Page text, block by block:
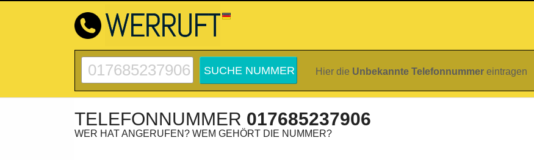
Hier die Unbekannte Telefonnummer eintragen
TELEFONNUMMER 017685237906
WER HAT ANGERUFEN? WEM GEHÖRT DIE NUMMER?